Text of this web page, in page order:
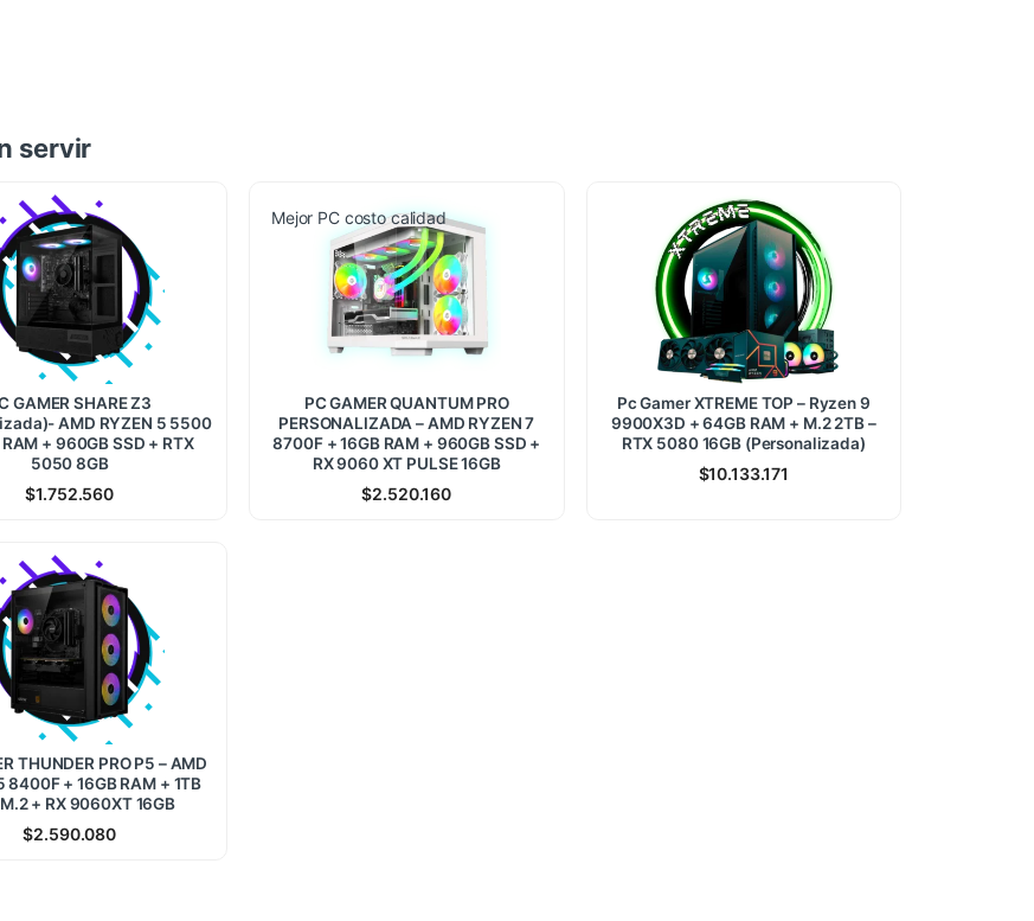
servir
GAMER SHARE Z3
AMD RYZEN 5 5500
RAM + 960GB SSD + RTX
5050 8GB
$1.752.560
Mejor PC costo calidad
PC GAMER QUANTUM PRO
PERSONALIZADA – AMD RYZEN 7
8700F + 16GB RAM + 960GB SSD +
RX 9060 XT PULSE 16GB
$2.520.160
Pc Gamer XTREME TOP – Ryzen 9
9900X3D + 64GB RAM + M.2 2TB –
RTX 5080 16GB (Personalizada)
$10.133.171
THUNDER PRO P5 – AMD
8400F + 16GB RAM + 1TB
+ RX 9060XT 16GB
$2.590.080